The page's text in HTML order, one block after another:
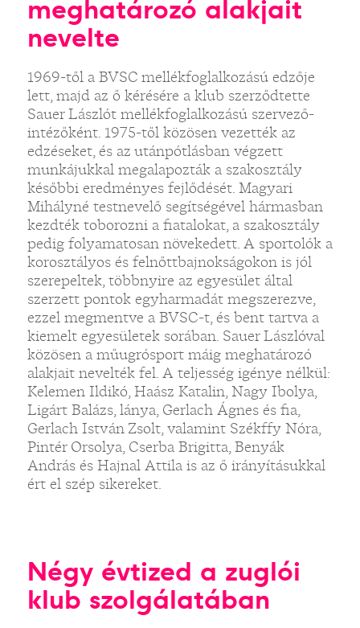
meghatározó alakjait
nevelte
1969-től a BVSC mellékfoglalkozású edzője
lett, majd az ő kérésére a klub szerződtette
Sauer Lászlót mellékfoglalkozású szervező-
intézőként. 1975-től közösen vezették az
edzéseket, és az utánpótlásban végzett
munkájukkal megalapozták a szakosztály
későbbi eredményes fejlődését. Magyari
Mihályné testnevelő segítségével hármasban
kezdték toborozni a fiatalokat, a szakosztály
pedig folyamatosan növekedett. A sportolók a
korosztályos és felnőttbajnokságokon is jól
szerepeltek, többnyire az egyesület által
szerzett pontok egyharmadát megszerezve,
ezzel megmentve a BVSC-t, és bent tartva a
kiemelt egyesületek sorában. Sauer Lászlóval
közösen a műugrósport máig meghatározó
alakjait nevelték fel. A teljesség igénye nélkül:
Kelemen Ildikó, Haász Katalin, Nagy Ibolya,
Ligárt Balázs, lánya, Gerlach Ágnes és fia,
Gerlach István Zsolt, valamint Székffy Nóra,
Pintér Orsolya, Cserba Brigitta, Benyák
András és Hajnal Attila is az ő irányításukkal
ért el szép sikereket.
Négy évtized a zuglói
klub szolgálatában